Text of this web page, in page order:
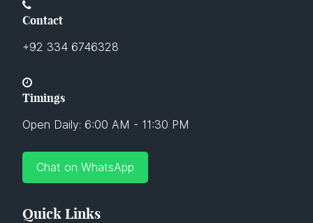
Contact
+92 334 6746328
Timings
Open Daily: 6:00 AM - 11:30 PM
Chat on WhatsApp
Quick Links